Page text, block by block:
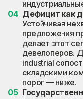
Дефицит как
Устойчивая
предложения
делает этот
девелоперов.
industrial
складскими
порог — ниже.